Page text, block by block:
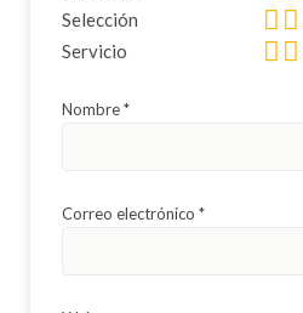
Selección
Servicio
Nombre*
Correo electrónico *